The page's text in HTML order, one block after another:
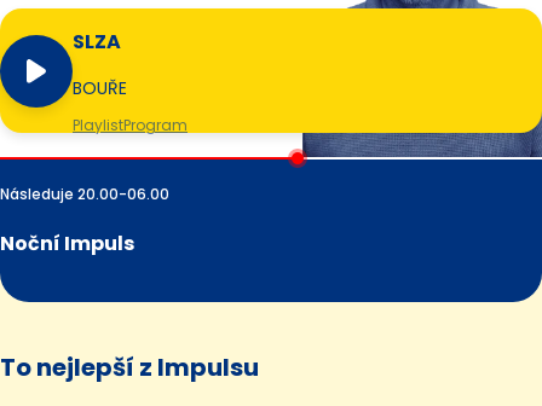
SLZA
BOUŘE
PlaylistProgram
Následuje 20.00-06.00
Noční Impuls
To nejlepší z Impulsu